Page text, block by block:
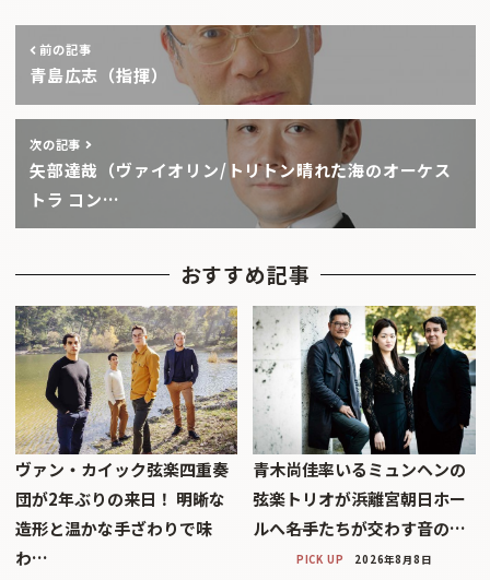
前の記事
青島広志（指揮）
次の記事
矢部達哉（ヴァイオリン/トリトン晴れた海のオーケス
トラ コン…
おすすめ記事
ヴァン・カイック弦楽四重奏
団が2年ぶりの来日！ 明晰な
造形と温かな手ざわりで味
わ…
青木尚佳率いるミュンヘンの
弦楽トリオが浜離宮朝日ホー
ルへ――名手たちが交わす音の…
PICK UP 2026年8月8日